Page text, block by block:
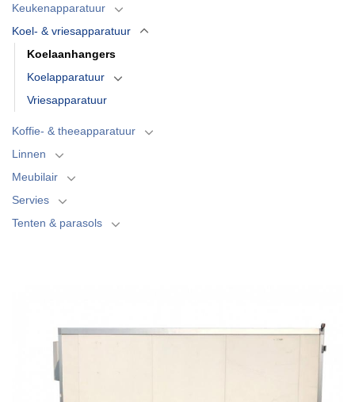
Keukenapparatuur
Koel- & vriesapparatuur
Koelaanhangers
Koelapparatuur
Vriesapparatuur
Koffie- & theeapparatuur
Linnen
Meubilair
Servies
Tenten & parasols